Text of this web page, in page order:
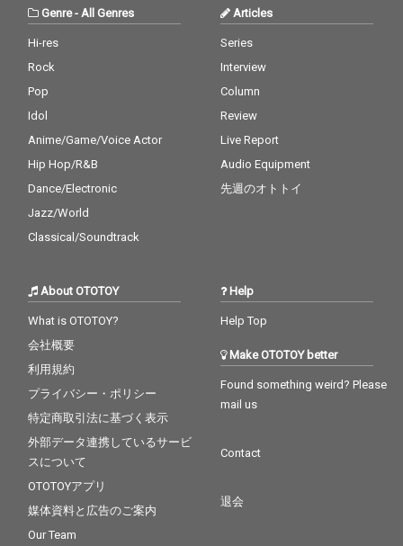
Genre- All Genres
Hi-res
Rock
Pop
Idol
Anime/Game/Voice Actor
Hip Hop/R&B
Dance/Electronic
Jazz/World
Classical/Soundtrack
Articles
Series
Interview
Column
Review
Live Report
Audio Equipment
先週のオトトイ
About OTOTOY
What is OTOTOY?
会社概要
利用規約
プライバシー・ポリシー
特定商取引法に基づく表示
外部データ連携しているサービ
スについて
OTOTOYアプリ
媒体資料と広告のご案内
Our Team
Help
Help Top
Make OTOTOY better
Found something weird? Please
mail us
Contact
退会